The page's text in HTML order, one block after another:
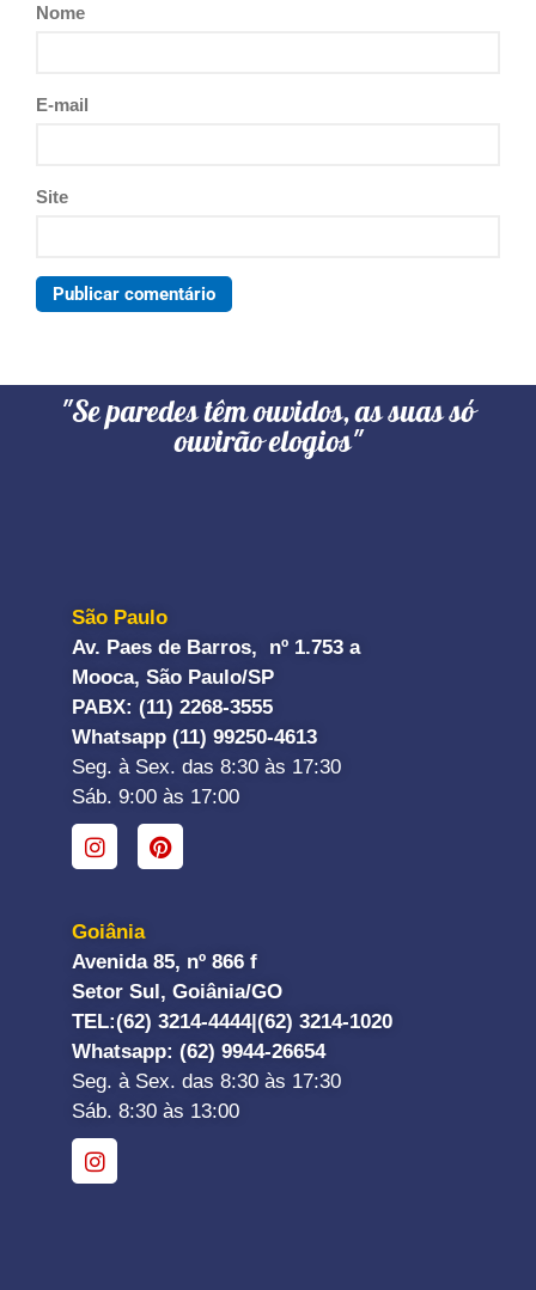
Nome
E-mail
Site
"Se paredes têm ouvidos, as suas só
ouvirão elogios"
São Paulo
Av. Paes de Barros, nº 1.753 a
Mooca, São Paulo/SP
PABX: (11) 2268-3555
Whatsapp (11) 99250-4613
Seg. à Sex. das 8:30 às 17:30
Sáb. 9:00 às 17:00
Goiânia
Avenida 85, nº 866 f
Setor Sul, Goiânia/GO
TEL:(62) 3214-4444| (62) 3214-1020
Whatsapp: (62) 9944-26654
Seg. à Sex. das 8:30 às 17:30
Sáb. 8:30 às 13:00